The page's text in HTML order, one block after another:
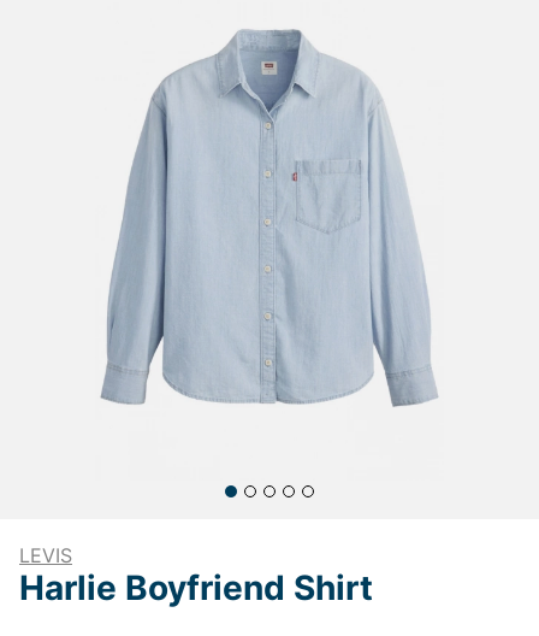
LEVIS
Harlie Boyfriend Shirt